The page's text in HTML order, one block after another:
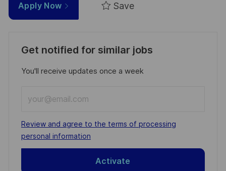
Apply Now Save
Get notified for similar jobs
You'll receive updates once a week
Email
address
(Required)
Required
Review and agree to the terms of processing
personal information
Activate